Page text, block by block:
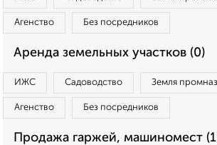
Агенство Без посредников
Аренда земельных участков (0)
ИЖС Садоводство Земля
Агенство Без посредников
Продажа гаржей, машиномест